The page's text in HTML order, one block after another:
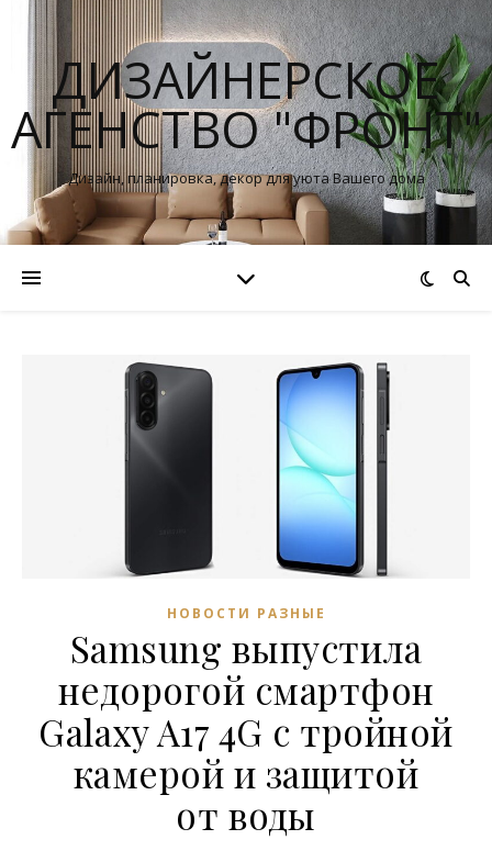
ДИЗАЙНЕРСКОЕ
АГЕНСТВО "ФРОНТ"
Дизайн, планировка, декор для уюта Вашего дома
НОВОСТИ РАЗНЫЕ
Samsung выпустила
недорогой смартфон
Galaxy A17 4G с тройной
камерой и защитой
от воды